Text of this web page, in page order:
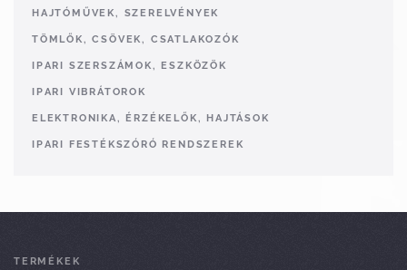
HAJTÓMŰVEK, SZERELVÉNYEK
TÖMLŐK, CSÖVEK, CSATLAKOZÓK
IPARI SZERSZÁMOK, ESZKÖZÖK
IPARI VIBRÁTOROK
ELEKTRONIKA, ÉRZÉKELŐK, HAJTÁSOK
IPARI FESTÉKSZÓRÓ RENDSZEREK
TERMÉKEK